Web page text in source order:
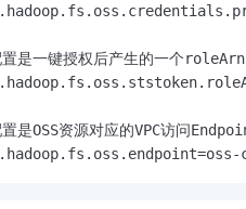
是一键授权后产生的一个roleArn
是OSS资源对应的VPC访问